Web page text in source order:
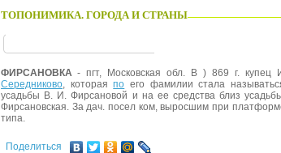
ТОПОНИМИКА. ГОРОДА И СТРАНЫ
ФИРСАНОВКА - пгт, Московская обл. В ) 869 г.
Середниково, котораяпо его фамилии стала
усадьбы В. И. Фирсановой и на ее средства близ
Фирсановская. За дач. посел ком, выросшим при
типа.
Поделиться